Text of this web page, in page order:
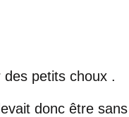
petits choux .
donc être sans